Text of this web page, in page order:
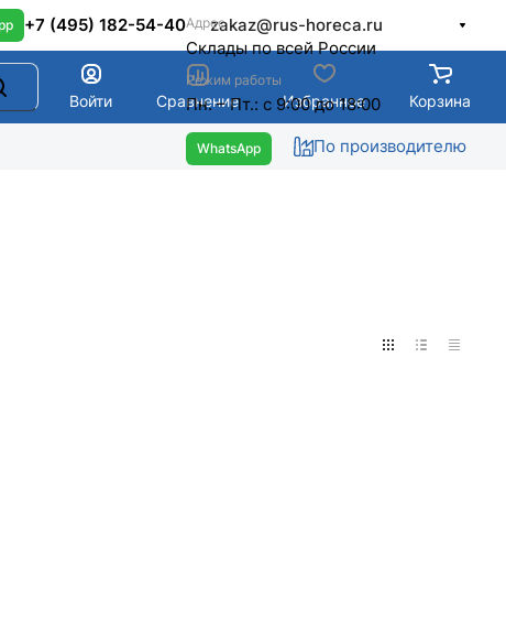
zakaz@rus-horeca.ru
+7 (495) 182-54-40Адрес
Cклады по всей России
Режим работы
Пн. – Пт.: с 9:00 до 18:00
Войти Сравнение Избранное Корзина
По производителю